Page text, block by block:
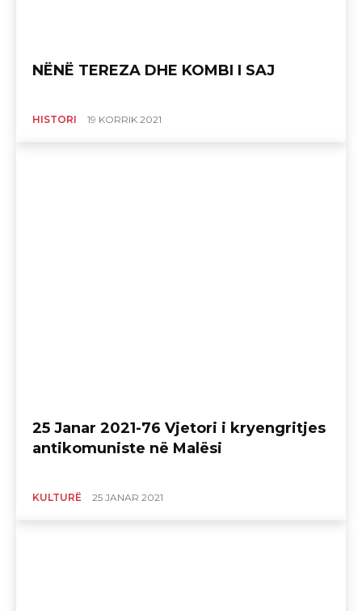
NËNË TEREZA DHE KOMBI I SAJ
HISTORI 19 KORRIK 2021
25 Janar 2021-76 Vjetori i kryengritjes
antikomuniste në Malësi
KULTURË 25 JANAR 2021